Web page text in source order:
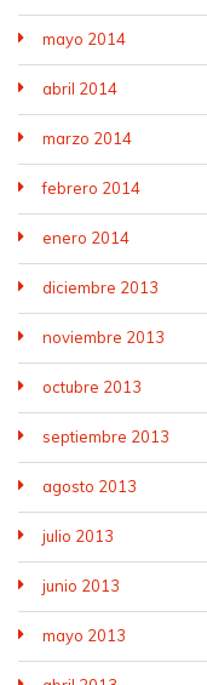
mayo 2014
abril 2014
marzo 2014
febrero 2014
enero 2014
diciembre 2013
noviembre 2013
octubre 2013
septiembre 2013
agosto 2013
julio 2013
junio 2013
mayo 2013